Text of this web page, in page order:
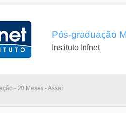
Pós-graduação
Instituto Infnet
- 20 Meses - Assaí